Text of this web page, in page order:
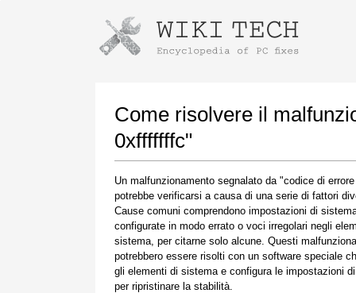
Come risolvere il
0xfffffffc"
Un malfunzionamento segnalato da "codice di
potrebbe verificarsi a causa di una serie di fattori
Cause comuni comprendono impostazioni di
configurate in modo errato o voci irregolari negli
sistema, per citarne solo alcune. Questi
potrebbero essere risolti con un software speciale
gli elementi di sistema e configura le impostazioni
per ripristinare la stabilità.
Istruzioni per il download con
Una volta completato il download, fare clic sul
collegamento al file scaricato